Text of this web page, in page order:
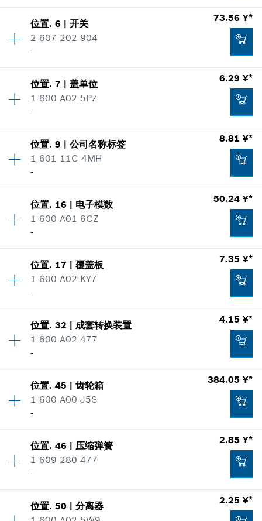
390.36 ¥*
使用证明
显示在插图
37.97 ¥*
加入购物车
价格类组:00
显示在插图
2.49 ¥*
*显示的价格包含增值税
位置.6 |开关
2 607 202 904
-
73.56 ¥*
价格类组:00
显示在插图
73.56 ¥*
*显示的价格包含增值税
位置.7 |盖单位
1 600 A02 5PZ
-
6.29 ¥*
价格类组:00
显示在插图
6.29 ¥*
*显示的价格包含增值税
加入购物车
位置.9 |公司名称标签
1 601 11C 4MH
-
8.81 ¥*
数量 1
价格类组: 13
使用证明
显示在插图
8.81 ¥*
位置. 16 | 电子模数
1 600 A01 6CZ
-
50.24 ¥*
数量 1
价格类组: 00
使用证明
显示在插图
50.24 ¥*
位置. 17 |覆盖板
1 600 A02 KY7
-
7.35 ¥*
数量 1
价格类组: 12
使用证明
显示在插图
7.35 ¥*
位置.32 |成套转换装置
1 600 A02 477
-
4.15 ¥*
价格类组 :00
显示在插图
4.15 ¥*
位置.45 |齿轮箱
1 600 A00 J5S
-
384.05 ¥*
数量 1
价格类组: 00
使用证明
显示在插图
位置.46 | 压缩弹簧
1 609 280 477
-
2.85 ¥*
数量 1
位置.50 |分离器
2.25 ¥*